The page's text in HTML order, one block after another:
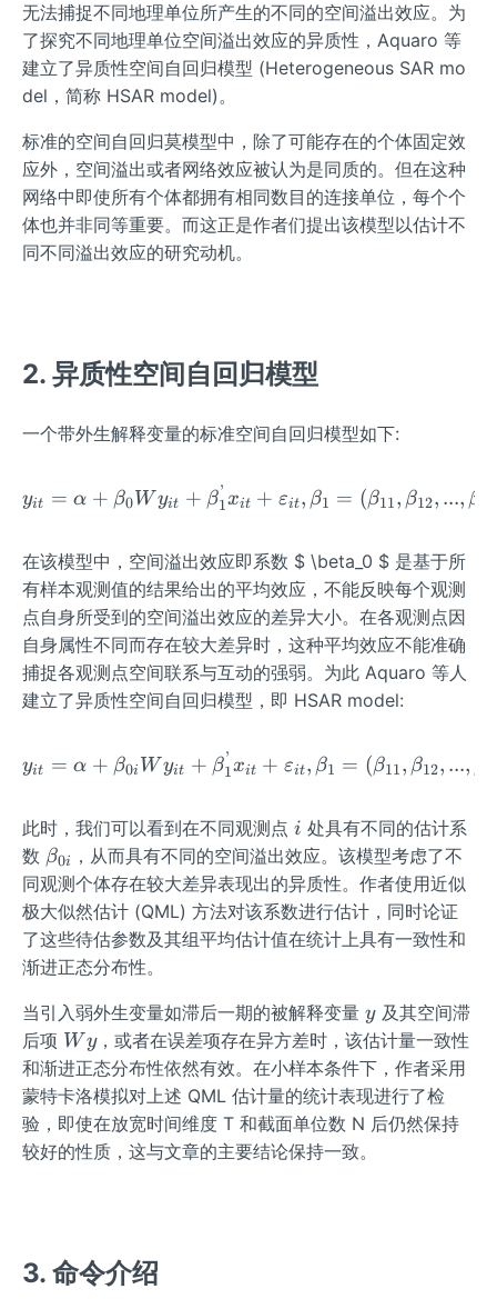
无法捕捉不同地理单位所产生的不同的空间溢出效应。为
了探究不同地理单位空间溢出效应的异质性，Aquaro 等
建立了异质性空间自回归模型 (Heterogeneous SAR mo
del，简称 HSAR model)。
标准的空间自回归莫模型中，除了可能存在的个体固定效
应外，空间溢出或者网络效应被认为是同质的。但在这种
网络中即使所有个体都拥有相同数目的连接单位，每个个
体也并非同等重要。而这正是作者们提出该模型以估计不
同不同溢出效应的研究动机。
2. 异质性空间自回归模型
一个带外生解释变量的标准空间自回归模型如下:
yit = α + β0Wyit + β1
’ xit + εit, β1 = (β11, β12, ..., β
在该模型中，空间溢出效应即系数 $ \beta_0 $ 是基于所
有样本观测值的结果给出的平均效应，不能反映每个观测
点自身所受到的空间溢出效应的差异大小。在各观测点因
自身属性不同而存在较大差异时，这种平均效应不能准确
捕捉各观测点空间联系与互动的强弱。为此 Aquaro 等人
建立了异质性空间自回归模型，即 HSAR model:
yit = α + β0i Wyit + β1
’ xit + εit, β1 = (β11, β12, ...,
此时，我们可以看到在不同观测点 i
i 处具有不同的估计系
数 \b
et
a_
{0
i}
β0i
，从而具有不同的空间溢出效应。该模型考虑了不
同观测个体存在较大差异表现出的异质性。作者使用近似
极大似然估计 (QML) 方法对该系数进行估计，同时论证
了这些待估参数及其组平均估计值在统计上具有一致性和
渐进正态分布性。
当引入弱外生变量如滞后一期的被解释变量 y
y及其空间滞
后项 W
y
Wy，或者在误差项存在异方差时，该估计量一致性
和渐进正态分布性依然有效。在小样本条件下，作者采用
蒙特卡洛模拟对上述 QML 估计量的统计表现进行了检
验，即使在放宽时间维度 T 和截面单位数 N 后仍然保持
较好的性质，这与文章的主要结论保持一致。
3. 命令介绍